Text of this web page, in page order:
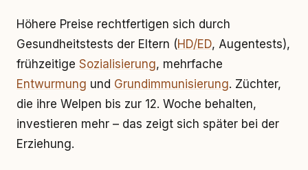
Höhere Preise rechtfertigen sich durch
Gesundheitstests der Eltern (HD/ED, Augentests),
frühzeitige Sozialisierung, mehrfache
Entwurmung und Grundimmunisierung. Züchter,
die ihre Welpen bis zur 12. Woche behalten,
investieren mehr – das zeigt sich später bei der
Erziehung.